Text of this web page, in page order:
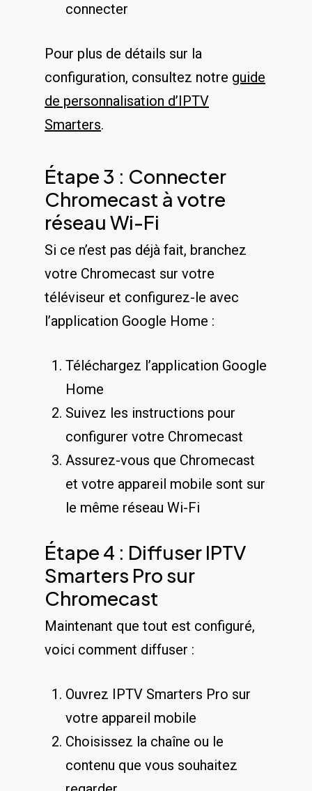
connecter
Pour plus de détails sur la
configuration, consultez notre guide
de personnalisation d’IPTV
Smarters.
Étape 3 : Connecter
Chromecast à votre
réseau Wi-Fi
Si ce n’est pas déjà fait, branchez
votre Chromecast sur votre
téléviseur et configurez-le avec
l’application Google Home :
Téléchargez l’application Google
Home
Suivez les instructions pour
configurer votre Chromecast
Assurez-vous que Chromecast
et votre appareil mobile sont sur
le même réseau Wi-Fi
Étape 4 : Diffuser IPTV
Smarters Pro sur
Chromecast
Maintenant que tout est configuré,
voici comment diffuser :
Ouvrez IPTV Smarters Pro sur
votre appareil mobile
Choisissez la chaîne ou le
contenu que vous souhaitez